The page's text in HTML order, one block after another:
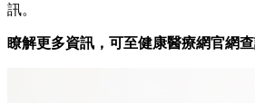
訊。
瞭解更多資訊，可至健康醫療網官網